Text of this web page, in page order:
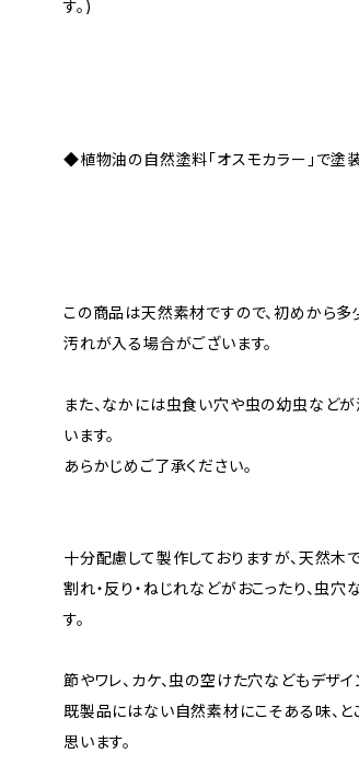
す。)
◆植物油の自然塗料「オスモカラー」で塗
この商品は天然素材ですので、初めから多
汚れが入る場合がございます。
また、なかには虫食い穴や虫の幼虫など
います。
あらかじめご了承ください。
十分配慮して製作しておりますが、天然木
割れ・反り・ねじれなどがおこったり、虫
す。
節やワレ、カケ、虫の空けた穴などもデザイ
既製品にはない自然素材にこそある味、と
思います。